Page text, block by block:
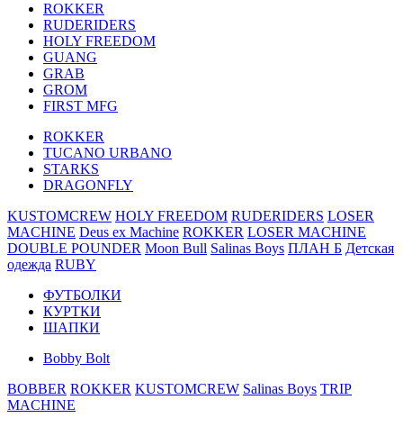
ROKKER
RUDERIDERS
HOLY FREEDOM
GUANG
GRAB
GROM
FIRST MFG
ROKKER
TUCANO URBANO
STARKS
DRAGONFLY
KUSTOMCREW HOLY FREEDOM RUDERIDERS LOSER
MACHINE Deus ex Machine ROKKER LOSER MACHINE
DOUBLE POUNDER Moon Bull Salinas Boys ПЛАН Б Детская
одежда RUBY
ФУТБОЛКИ
КУРТКИ
ШАПКИ
Bobby Bolt
BOBBER ROKKER KUSTOMCREW Salinas Boys TRIP
MACHINE